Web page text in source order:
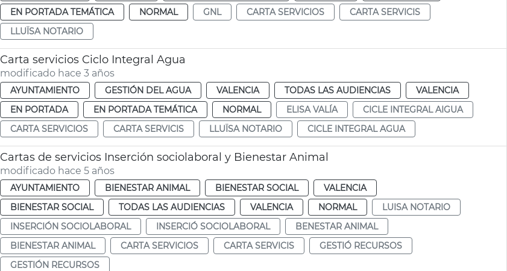
EN PORTADA TEMÁTICA
NORMAL GNL CARTA SERVICIOS
CARTA SERVICIS
LLUÏSA NOTARIO
Carta servicios Ciclo Integral Agua
modificado hace 3 años
AYUNTAMIENTO GESTIÓN DEL AGUA VALENCIA TODAS LAS AUDIENCIAS
VALENCIA
EN PORTADA
EN PORTADA TEMÁTICA NORMAL ELISA VALÍA
CICLE INTEGRAL AIGUA
CARTA SERVICIOS
CARTA SERVICIS LLUÏSA NOTARIO CICLE INTEGRAL AGUA
Cartas de servicios Inserción sociolaboral y Bienestar Animal
modificado hace 5 años
AYUNTAMIENTO BIENESTAR ANIMAL BIENESTAR SOCIAL
VALENCIA
BIENESTAR SOCIAL
TODAS LAS AUDIENCIAS VALENCIA NORMAL
LUISA NOTARIO
INSERCIÓN SOCIOLABORAL
INSERCIÓ SOCIOLABORAL
BENESTAR ANIMAL
BIENESTAR ANIMAL
CARTA SERVICIOS CARTA SERVICIS
GESTIÓ RECURSOS
GESTIÓN RECURSOS